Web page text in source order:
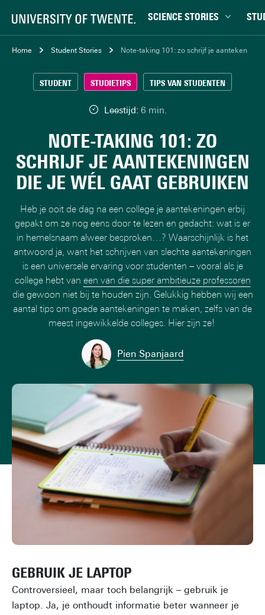
SCIENCE STORIES
Chiptechnologie
Gedrag & samenleving
Gezondheid
Natuurkunde & materialen
Robotica
Veiligheid
Home Student Stories Note-taking 101: zo schrijf je
Leestijd: 6 min.
STUDENT STUDIETIPS TIPS VAN STUDENTEN
NOTE-TAKING 101: ZO
SCHRIJF JE AANTEKENINGEN
DIE JE WÉL GAAT GEBRUIKEN
Heb je ooit de dag na een college je aantekeningen erbij
gepakt om ze nog eens door te lezen en gedacht: wat is er
in hemelsnaam alweer besproken…? Waarschijnlijk is het
antwoord ja, want het schrijven van slechte aantekeningen
is een universele ervaring voor studenten – vooral als je
college hebt van een van die super ambitieuze professoren
die gewoon niet bij te houden zijn. Gelukkig hebben wij een
aantal tips om goede aantekeningen te maken, zelfs van de
meest ingewikkelde colleges. Hier zijn ze!
Pien Spanjaard
GEBRUIK JE LAPTOP
Controversieel, maar toch belangrijk – gebruik je
laptop. Ja, je onthoudt informatie beter wanneer je